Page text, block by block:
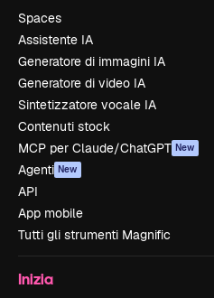
Spaces
Assistente IA
Generatore di immagini IA
Generatore di video IA
Sintetizzatore vocale IA
Contenuti stock
MCP per Claude/ChatGPT New
Agenti New
API
App mobile
Tutti gli strumenti Magnific
Inizia